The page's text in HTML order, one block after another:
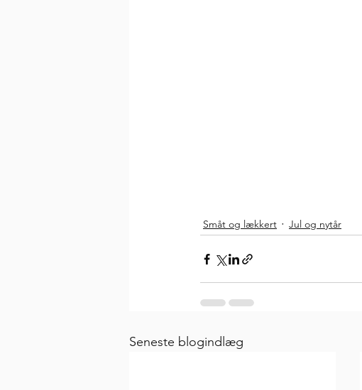
Småt og lækkert Jul og nytår
Seneste blogindlæg